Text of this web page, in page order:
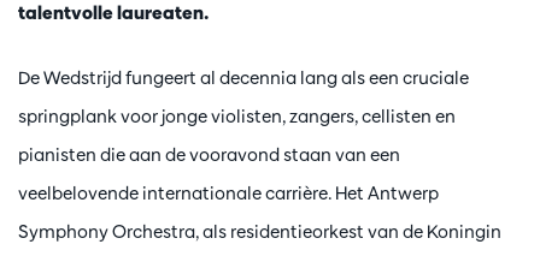
talentvolle laureaten.
De Wedstrijd fungeert al decennia lang als een cruciale
springplank voor jonge violisten, zangers, cellisten en
pianisten die aan de vooravond staan van een
veelbelovende internationale carrière. Het Antwerp
Symphony Orchestra, als residentieorkest van de Koningin